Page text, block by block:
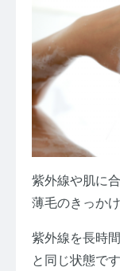
紫外線や肌に
薄毛のきっか
紫外線を長時
と同じ状態です